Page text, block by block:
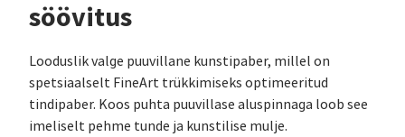
söövitus
Looduslik valge puuvillane kunstipaber, millel on
spetsiaalselt FineArt trükkimiseks optimeeritud
tindipaber. Koos puhta puuvillase aluspinnaga loob see
imeliselt pehme tunde ja kunstilise mulje.